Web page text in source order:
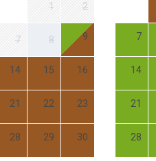
1 2
7 8 9
14 15 16
21 22 23
28 29 30
7
14
21
28